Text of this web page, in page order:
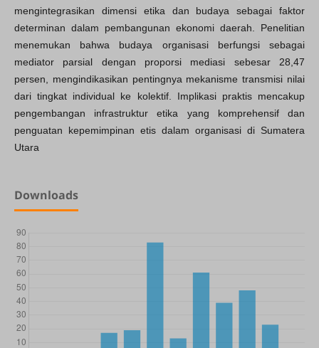
mengintegrasikan dimensi etika dan budaya sebagai faktor
determinan dalam pembangunan ekonomi daerah. Penelitian
menemukan bahwa budaya organisasi berfungsi sebagai
mediator parsial dengan proporsi mediasi sebesar 28,47
persen, mengindikasikan pentingnya mekanisme transmisi nilai
dari tingkat individual ke kolektif. Implikasi praktis mencakup
pengembangan infrastruktur etika yang komprehensif dan
penguatan kepemimpinan etis dalam organisasi di Sumatera
Utara
Downloads